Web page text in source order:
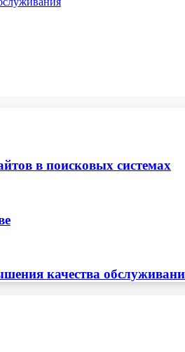
в поисковых системах
качества